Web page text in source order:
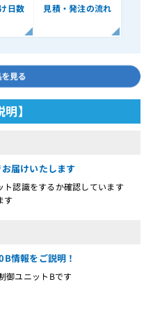
日数 見積・発注の流れ
】
届けいたします
認識をするか確認しています
す
情報をご説明！
御ユニットBです